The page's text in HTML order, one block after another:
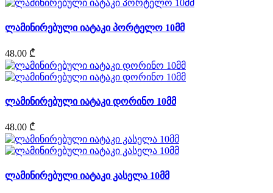
ლამინირებული იატაკი პორტელო 10მმ
48.00 ₾
ლამინირებული იატაკი დორინო 10მმ
48.00 ₾
ლამინირებული იატაკი კასელა 10მმ